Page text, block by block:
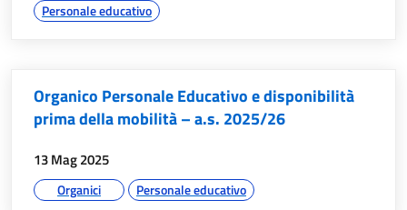
Personale educativo
Organico Personale Educativo e disponibilità
prima della mobilità – a.s. 2025/26
data:
13 Mag 2025
argomenti:
Organici Personale educativo